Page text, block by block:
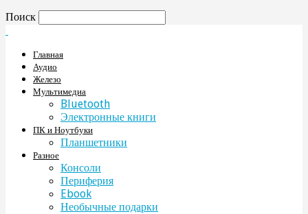
Поиск
Главная
Аудио
Железо
Мультимедиа
Bluetooth
Электронные книги
ПК и Ноутбуки
Планшетники
Разное
Консоли
Периферия
Ebook
Необычные подарки